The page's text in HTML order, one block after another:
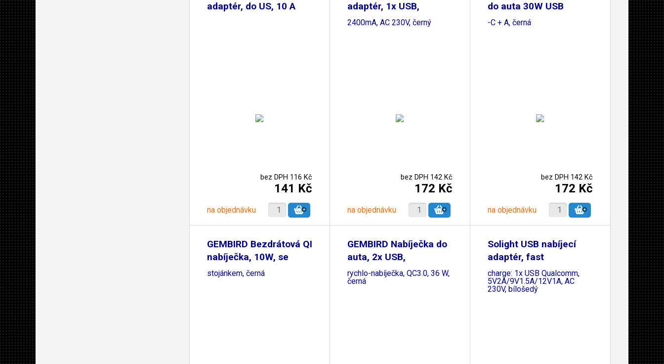
adaptér, do US, 10 A
bez DPH 116 Kč
141 Kč
na objednávku
adaptér, 1x USB,
2400mA, AC 230V, černý
bez DPH 142 Kč
172 Kč
na objednávku
do auta 30W USB
-C + A, černá
bez DPH 142 Kč
172 Kč
na objednávku
GEMBIRD Bezdrátová QI
nabíječka, 10W, se
stojánkem, černá
GEMBIRD Nabíječka do
auta, 2x USB,
rychlo-nabíječka, QC3.0, 36 W,
černá
Solight USB nabíjecí
adaptér, fast
charge: 1x USB Qualcomm,
5V2A/9V1.5A/12V1A, AC
230V, bílošedý